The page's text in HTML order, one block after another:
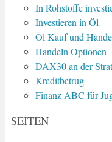
In Rohstoffe
Investieren in Öl
Öl Kauf und
Handeln Optionen
DAX30 an der
Kreditbetrug
Finanz ABC für
SEITEN